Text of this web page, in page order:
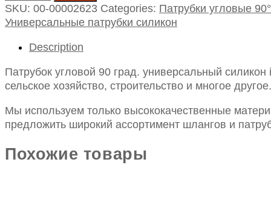
град.
универсальный
id22х200х200
quantity
SKU: 00-00002623 Categories: Патрубки угловые 90°
Универсальные патрубки силикон
Description
Патрубок угловой 90 град. универсальный
сельское хозяйство, строительство и многое
Мы используем только высококачественные
предложить широкий ассортимент шлангов и
Похожие товары